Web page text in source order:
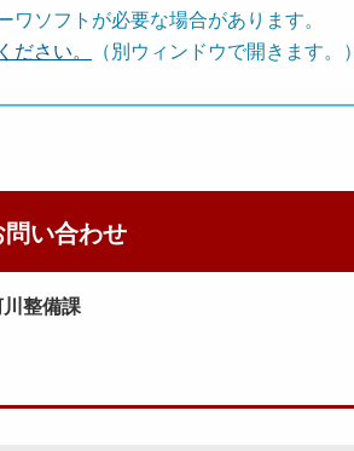
ワソフトが必要な場合があります。
ださい。
（別ウィンドウで開きます。）
い合わせ
整備課